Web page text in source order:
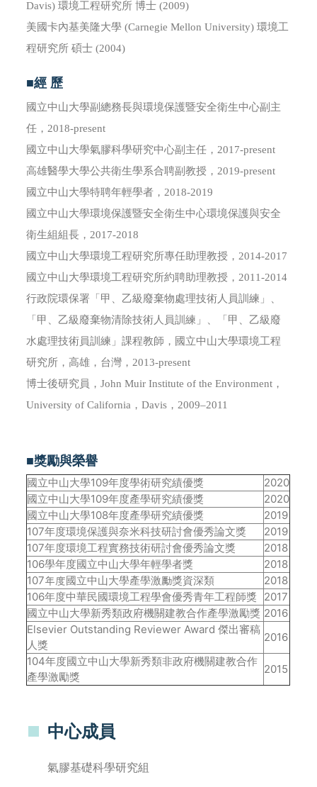
中心成員
氣膠基礎科學研究組
Davis) 環境工程研究所 博士 (2009)
美國卡內基美隆大學 (Carnegie Mellon University) 環境工
程研究所 碩士 (2004)
■經 歷
國立中山大學副總務長與環境保護暨安全衛生中心副主
任，2018-present
國立中山大學氣膠科學研究中心副主任，2017-present
高雄醫學大學公共衛生學系合聘副教授，2019-present
國立中山大學特聘年輕學者，2018-2019
國立中山大學環境保護暨安全衛生中心環境保護與安全
衛生組組長，2017-2018
國立中山大學環境工程研究所專任助理教授，2014-2017
國立中山大學環境工程研究所約聘助理教授，2011-2014
行政院環保署「甲、乙級廢棄物處理技術人員訓練」、
「甲、乙級廢棄物清除技術人員訓練」、「甲、乙級廢
水處理技術員訓練」課程教師，國立中山大學環境工程
研究所，高雄，台灣，2013-present
博士後研究員，John Muir Institute of the Environment，
University of California，Davis，2009–2011
■獎勵與榮譽
國立中山大學109年度學術研究績優獎
2020
國立中山大學109年度產學研究績優獎
2020
國立中山大學108年度產學研究績優獎
2019
107年度環境保護與奈米科技研討會優秀論文獎
2019
107年度環境工程實務技術研討會優秀論文獎
2018
106學年度國立中山大學年輕學者獎
2018
107年度國立中山大學產學激勵獎資深類
2018
106年度中華民國環境工程學會優秀青年工程師獎
2017
國立中山大學新秀類政府機關建教合作產學激勵獎 2016
Elsevier Outstanding Reviewer Award 傑出審稿
人獎
2016
104年度國立中山大學新秀類非政府機關建教合作
產學激勵獎
2015